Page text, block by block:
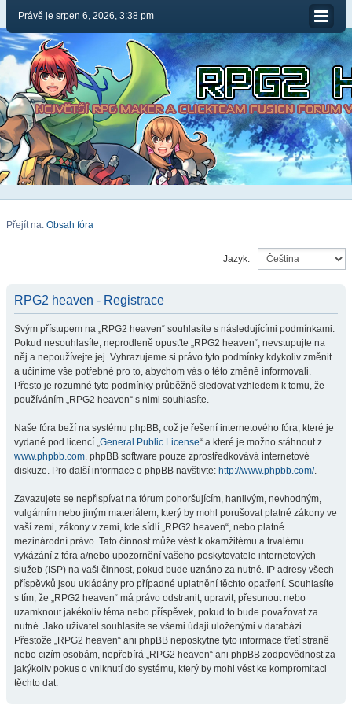
Právě je srpen 6, 2026, 3:38 pm
Přejít na: Obsah fóra
Jazyk:
RPG2 heaven - Registrace
Svým přístupem na „RPG2 heaven“ souhlasíte s následujícími podmínkami.
Pokud nesouhlasíte, neprodleně opusťte „RPG2 heaven“, nevstupujte na
něj a nepoužívejte jej. Vyhrazujeme si právo tyto podmínky kdykoliv změnit
a učiníme vše potřebné pro to, abychom vás o této změně informovali.
Přesto je rozumné tyto podmínky průběžně sledovat vzhledem k tomu, že
používáním „RPG2 heaven“ s nimi souhlasíte.
Naše fóra beží na systému phpBB, což je řešení internetového fóra, které je
vydané pod licencí „General Public License“ a které je možno stáhnout z
www.phpbb.com. phpBB software pouze zprostředkovává internetové
diskuze. Pro další informace o phpBB navštivte: http://www.phpbb.com/.
Zavazujete se nepřispívat na fórum pohoršujícím, hanlivým, nevhodným,
vulgárním nebo jiným materiálem, který by mohl porušovat platné zákony ve
vaší zemi, zákony v zemi, kde sídlí „RPG2 heaven“, nebo platné
mezinárodní právo. Tato činnost může vést k okamžitému a trvalému
vykázání z fóra a/nebo upozornění vašeho poskytovatele internetových
služeb (ISP) na vaši činnost, pokud bude uznáno za nutné. IP adresy všech
příspěvků jsou ukládány pro případné uplatnění těchto opatření. Souhlasíte
s tím, že „RPG2 heaven“ má právo odstranit, upravit, přesunout nebo
uzamknout jakékoliv téma nebo příspěvek, pokud to bude považovat za
nutné. Jako uživatel souhlasíte se všemi údaji uloženými v databázi.
Přestože „RPG2 heaven“ ani phpBB neposkytne tyto informace třetí straně
nebo cizím osobám, nepřebírá „RPG2 heaven“ ani phpBB zodpovědnost za
jakýkoliv pokus o vniknutí do systému, který by mohl vést ke kompromitaci
těchto dat.